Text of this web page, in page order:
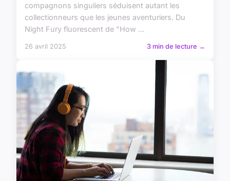
compagnons singuliers séduisent autant les
collectionneurs que les jeunes aventuriers. Du
Night Fury fluorescent de "How ...
26 avril 2025 3 min de lecture →